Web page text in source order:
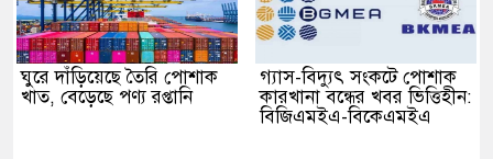
ঘুরে দাঁড়িয়েছে তৈরি পোশাক
খাত, বেড়েছে পণ্য রপ্তানি
গ্যাস-বিদ্যুৎ সংকটে পোশাক
কারখানা বন্ধের খবর ভিত্তিহীন:
বিজিএমইএ-বিকেএমইএ